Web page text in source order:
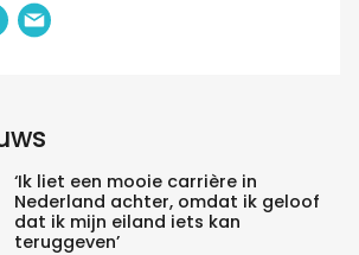
‘Ik liet een mooie carrière in
Nederland achter, omdat ik geloof
dat ik mijn eiland iets kan
teruggeven’